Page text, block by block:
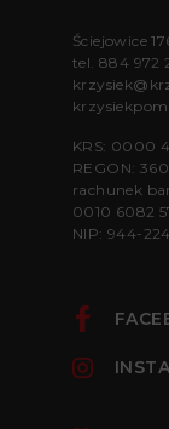
Ściejowice
tel. 884 972
KRS: 0000
REGON:
rachunek
0010 6082
NIP: 944-